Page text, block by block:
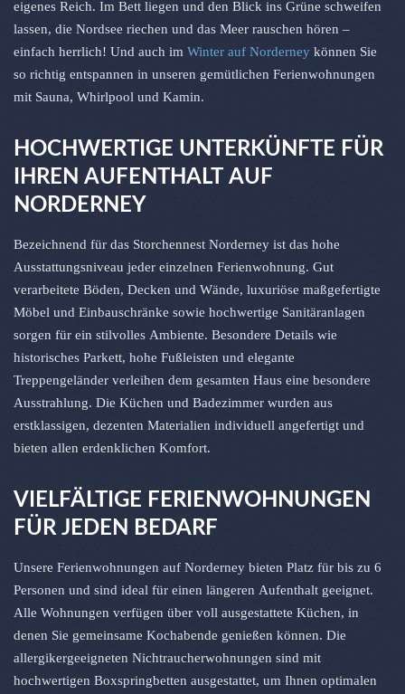
eigenes Reich. Im Bett liegen und den Blick ins Grüne schweifen
lassen, die Nordsee riechen und das Meer rauschen hören –
einfach herrlich! Und auch im Winter auf Norderney können Sie
so richtig entspannen in unseren gemütlichen Ferienwohnungen
mit Sauna, Whirlpool und Kamin.
HOCHWERTIGE UNTERKÜNFTE FÜR
IHREN AUFENTHALT AUF
NORDERNEY
Bezeichnend für das Storchennest Norderney ist das hohe
Ausstattungsniveau jeder einzelnen Ferienwohnung. Gut
verarbeitete Böden, Decken und Wände, luxuriöse maßgefertigte
Möbel und Einbauschränke sowie hochwertige Sanitäranlagen
sorgen für ein stilvolles Ambiente. Besondere Details wie
historisches Parkett, hohe Fußleisten und elegante
Treppengeländer verleihen dem gesamten Haus eine besondere
Ausstrahlung. Die Küchen und Badezimmer wurden aus
erstklassigen, dezenten Materialien individuell angefertigt und
bieten allen erdenklichen Komfort.
VIELFÄLTIGE FERIENWOHNUNGEN
FÜR JEDEN BEDARF
Unsere Ferienwohnungen auf Norderney bieten Platz für bis zu 6
Personen und sind ideal für einen längeren Aufenthalt geeignet.
Alle Wohnungen verfügen über voll ausgestattete Küchen, in
denen Sie gemeinsame Kochabende genießen können. Die
allergikergeeigneten Nichtraucherwohnungen sind mit
hochwertigen Boxspringbetten ausgestattet, um Ihnen optimalen